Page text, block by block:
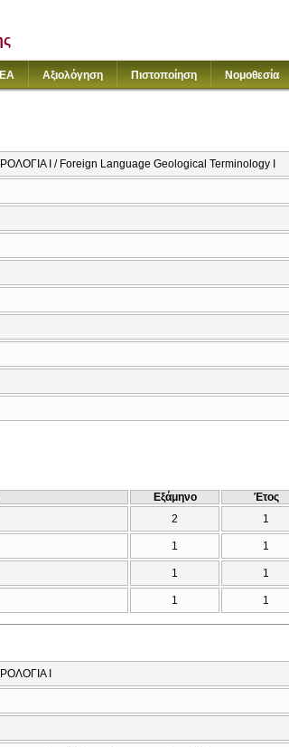
Αξιολόγηση Πιστοποίηση Νομοθεσία
Ι / Foreign Language Geological Terminology I
Εξάμηνο Έτος
2 1
1 1
1 1
1 1
Ι